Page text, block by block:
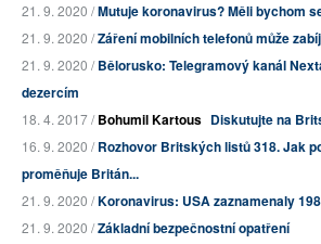
21. 9. 2020 /Mutuje koronavirus? Měli bychom
21. 9. 2020 /Záření mobilních telefonů může
21. 9. 2020 /Bělorusko: Telegramový kanál
dezercím
18. 4. 2017 /Bohumil Kartous Diskutujte na
16. 9. 2020 /Rozhovor Britských listů 318. Jak
proměňuje Britán...
21. 9. 2020 /Koronavirus: USA zaznamenaly
21. 9. 2020 /Základní bezpečnostní opatření